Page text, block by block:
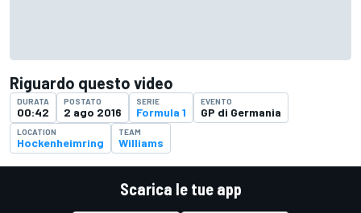
Riguardo questo video
DURATA
00:42
POSTATO
2 ago 2016
SERIE
Formula 1
EVENTO
GP di Germania
LOCATION
Hockenheimring
TEAM
Williams
Scarica le tue app